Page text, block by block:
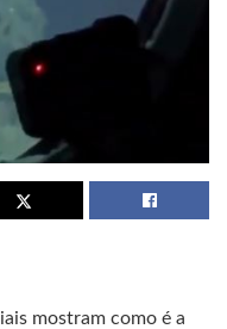
mostram como é a